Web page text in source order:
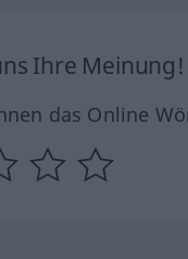
Ihre Meinung!
das Online